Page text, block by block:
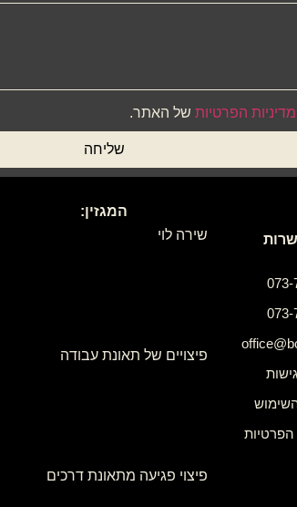
מדיניות הפרטיות של האתר.
שליחה
073-
073-
הפרטיות
המגזין:
שירה לוי
פיצויים של תאונת עבודה
פיצוי פגיעה מתאונת דרכים